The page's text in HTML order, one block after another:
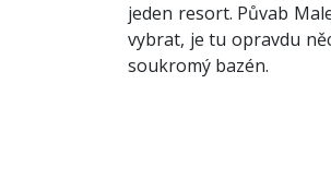
jeden resort. Půvab
vybrat, je tu opravdu
soukromý bazén.